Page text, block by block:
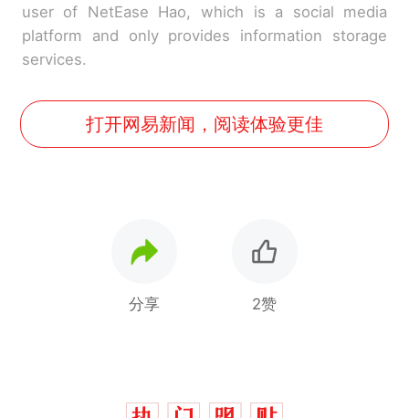
user of NetEase Hao, which is a social media
platform and only provides information storage
services.
打开网易新闻，阅读体验更佳
分享 2赞